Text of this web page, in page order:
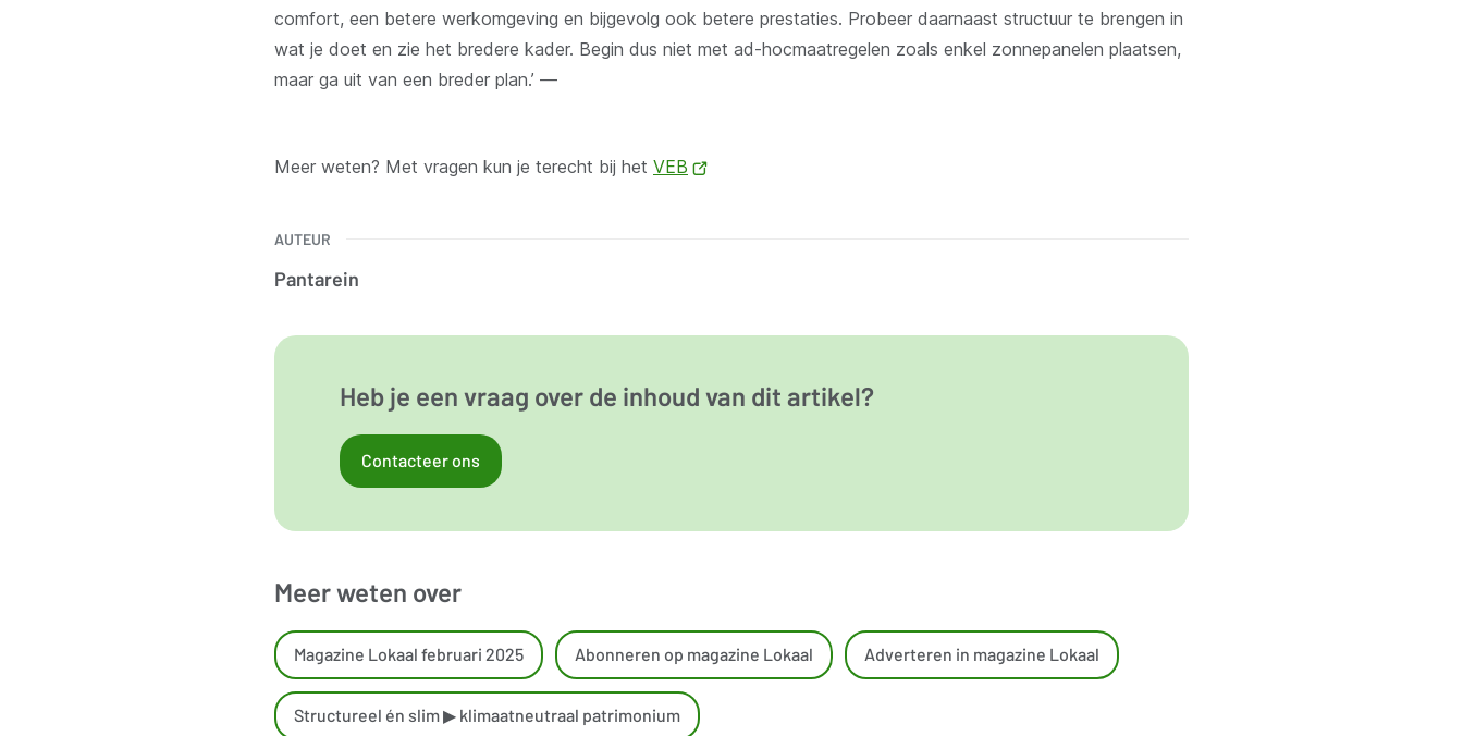
comfort, een betere werkomgeving en bijgevolg ook betere prestaties. Probeer daarnaast structuur te brengen in
wat je doet en zie het bredere kader. Begin dus niet met ad-hocmaatregelen zoals enkel zonnepanelen plaatsen,
maar ga uit van een breder plan.’ —
Meer weten? Met vragen kun je terecht bij het VEB
AUTEUR
Pantarein
Heb je een vraag over de inhoud van dit artikel?
Contacteer ons
Meer weten over
Magazine Lokaal februari 2025 Abonneren op magazine Lokaal Adverteren in magazine Lokaal
Structureel én slim ▶ klimaatneutraal patrimonium